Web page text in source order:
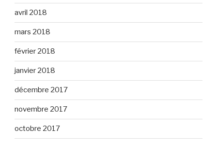
avril 2018
mars 2018
février 2018
janvier 2018
décembre 2017
novembre 2017
octobre 2017